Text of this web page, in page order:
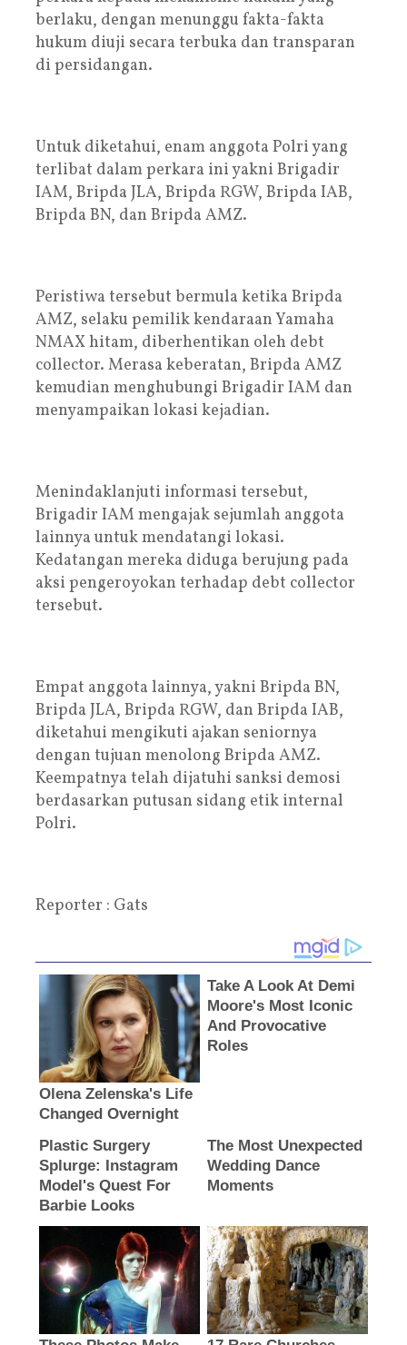
berlaku, dengan menunggu fakta-fakta
hukum diuji secara terbuka dan transparan
di persidangan.
Untuk diketahui, enam anggota Polri yang
terlibat dalam perkara ini yakni Brigadir
IAM, Bripda JLA, Bripda RGW, Bripda IAB,
Bripda BN, dan Bripda AMZ.
Peristiwa tersebut bermula ketika Bripda
AMZ, selaku pemilik kendaraan Yamaha
NMAX hitam, diberhentikan oleh debt
collector. Merasa keberatan, Bripda AMZ
kemudian menghubungi Brigadir IAM dan
menyampaikan lokasi kejadian.
Menindaklanjuti informasi tersebut,
Brigadir IAM mengajak sejumlah anggota
lainnya untuk mendatangi lokasi.
Kedatangan mereka diduga berujung pada
aksi pengeroyokan terhadap debt collector
tersebut.
Empat anggota lainnya, yakni Bripda BN,
Bripda JLA, Bripda RGW, dan Bripda IAB,
diketahui mengikuti ajakan seniornya
dengan tujuan menolong Bripda AMZ.
Keempatnya telah dijatuhi sanksi demosi
berdasarkan putusan sidang etik internal
Polri.
Reporter : Gats